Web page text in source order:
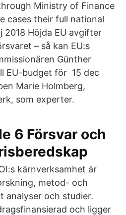
Ministry of Finance
cases their full national
2018 Höjda EU avgifter
– så kan EU:s
Günther
EU-budget för 15 dec
Marie Holmberg,
som experter.
6 Försvar och
kärnverksamhet är
metod- och
analyser och studier.
och ligger